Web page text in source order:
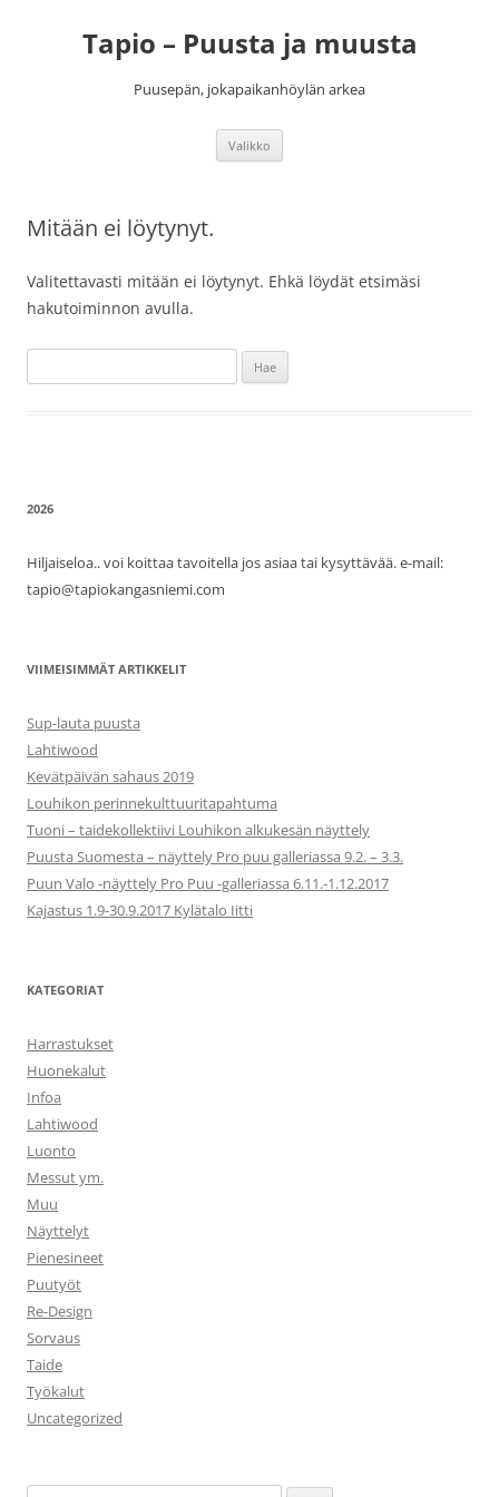
Tapio – Puusta ja muusta
Puusepän, jokapaikanhöylän arkea
Valikko
Mitään ei löytynyt.
Valitettavasti mitään ei löytynyt. Ehkä löydät etsimäsi
hakutoiminnon avulla.
2026
Hiljaiseloa.. voi koittaa tavoitella jos asiaa tai kysyttävää. e-mail:
tapio@tapiokangasniemi.com
VIIMEISIMMÄT ARTIKKELIT
Sup-lauta puusta
Lahtiwood
Kevätpäivän sahaus 2019
Louhikon perinnekulttuuritapahtuma
Tuoni – taidekollektiivi Louhikon alkukesän näyttely
Puusta Suomesta – näyttely Pro puu galleriassa 9.2. – 3.3.
Puun Valo -näyttely Pro Puu -galleriassa 6.11.-1.12.2017
Kajastus 1.9-30.9.2017 Kylätalo Iitti
KATEGORIAT
Harrastukset
Huonekalut
Infoa
Lahtiwood
Luonto
Messut ym.
Muu
Näyttelyt
Pienesineet
Puutyöt
Re-Design
Sorvaus
Taide
Työkalut
Uncategorized